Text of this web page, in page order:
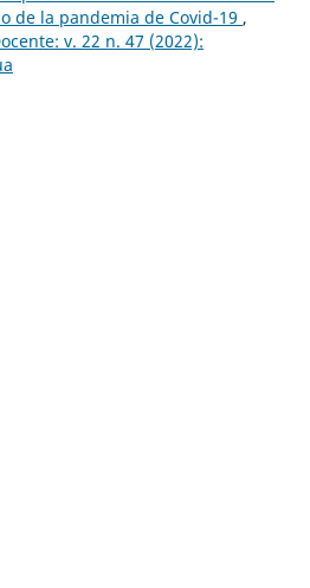
de la pandemia de Covid-19 ,
v. 22 n. 47 (2022):